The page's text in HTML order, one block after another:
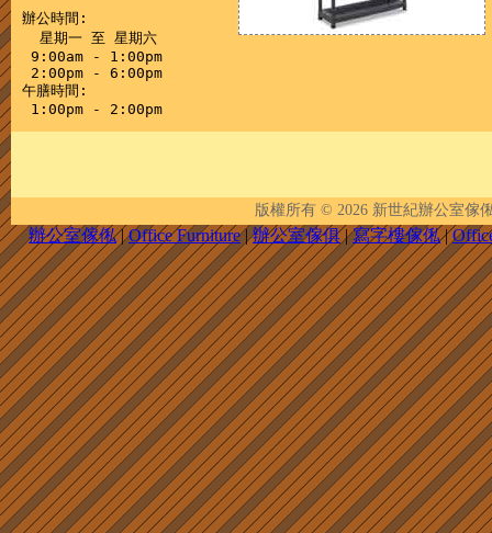
辦公時間:
  星期一 至 星期六
9:00am - 1:00pm
2:00pm - 6:00pm
午膳時間:
版權所有 © 2026 新世紀辦公室傢
辦公室傢俬|Office Furniture|辦公室傢俱|寫字樓傢俬|